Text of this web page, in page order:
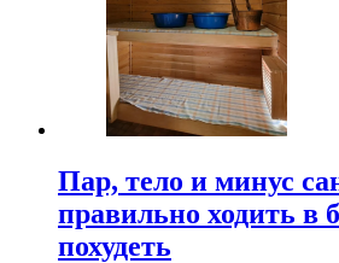
Пар, тело и минус
правильно ходить в
похудеть